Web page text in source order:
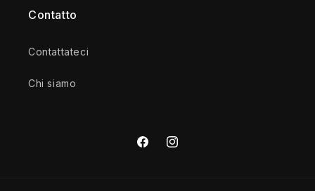
Contatto
Contattateci
Chi siamo
FacebookInstagram